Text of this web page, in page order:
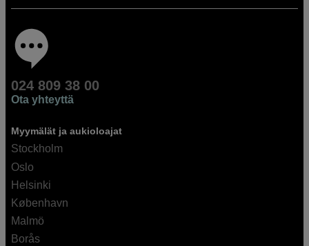
024 809 38 00
Ota yhteyttä
Myymälät ja aukioloajat
Stockholm
Oslo
Helsinki
København
Malmö
Borås